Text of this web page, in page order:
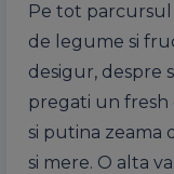
Pe tot parcursul
de legume si
desigur, despre
pregati un
si putina zeama
si mere. O alta